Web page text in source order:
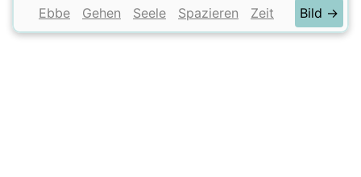
Ebbe Gehen Seele Spazieren Zeit Bild →